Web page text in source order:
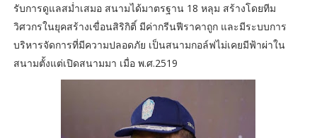
รับการดูแลสม่ำเสมอ สนามได้มาตรฐาน 18 หลุม สร้างโดยทีม
วิศวกรในยุคสร้างเขื่อนสิริกิติ์ มีค่ากรีนฟีราคาถูก และมีระบบการ
บริหารจัดการที่มีความปลอดภัย เป็นสนามกอล์ฟไม่เคยมีฟ้าผ่าใน
สนามตั้งแต่เปิดสนามมา เมื่อ พ.ศ.2519